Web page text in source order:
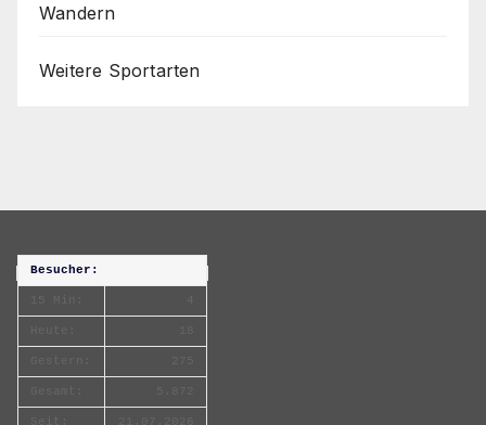
Wandern
Weitere Sportarten
Besucher: